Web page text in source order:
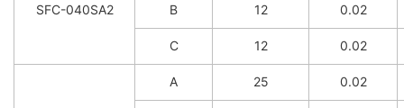
SFC-040SA2 B 12 0.02
C 12 0.02
A 25 0.02